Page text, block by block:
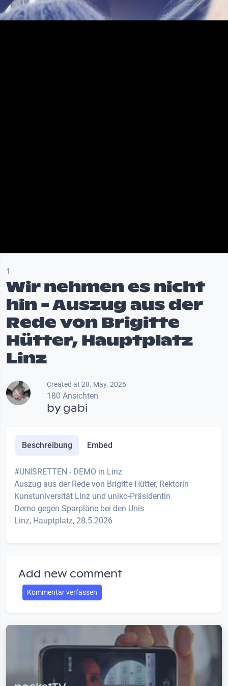
1
Wir nehmen es nicht
hin - Auszug aus der
Rede von Brigitte
Hütter, Hauptplatz
Linz
Created at 28. May. 2026
180 Ansichten
bygabi
Beschreibung Embed
#UNISRETTEN - DEMO in Linz
Auszug aus der Rede von Brigitte Hütter, Rektorin
Kunstuniversität Linz und uniko-Präsidentin
Demo gegen Sparpläne bei den Unis
Linz, Hauptplatz, 28.5.2026
Add new comment
Kommentar verfassen